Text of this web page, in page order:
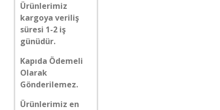
Ürünlerimiz
kargoya veriliş
süresi 1-2 iş
günüdür.
Kapıda Ödemeli
Olarak
Gönderilemez.
Ürünlerimiz en